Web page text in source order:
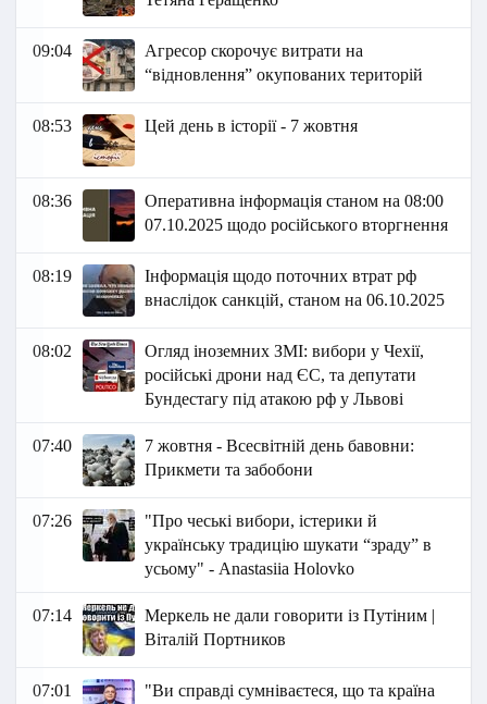
09:04
Агресор скорочує витрати на
“відновлення” окупованих територій
08:53 Цей день в історії - 7 жовтня
08:36
Оперативна інформація станом на 08:00
07.10.2025 щодо російського вторгнення
08:19
Інформація щодо поточних втрат рф
внаслідок санкцій, станом на 06.10.2025
08:02
Огляд іноземних ЗМІ: вибори у Чехії,
російські дрони над ЄС, та депутати
Бундестагу під атакою рф у Львові
07:40
7 жовтня - Всесвітній день бавовни:
Прикмети та забобони
07:26
"Про чеські вибори, істерики й
українську традицію шукати “зраду” в
усьому" - Anastasiia Holovko
07:14
Меркель не дали говорити із Путіним |
Віталій Портников
07:01
"Ви справді сумніваєтеся, що та країна